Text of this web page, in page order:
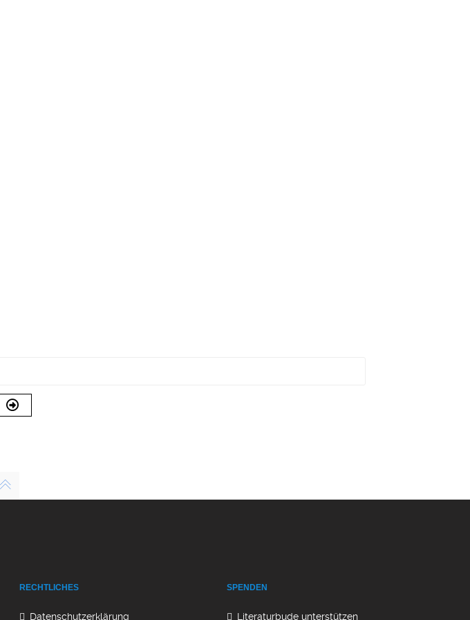
RECHTLICHES
Datenschutzerklärung
SPENDEN
Literaturbude unterstützen